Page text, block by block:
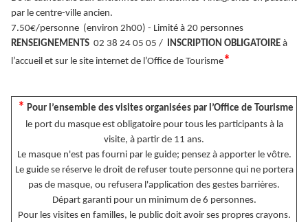
par le centre-ville ancien.
7.50€/personne (environ 2h00) - Limité à 20 personnes
RENSEIGNEMENTS 02 38 24 05 05 / INSCRIPTION OBLIGATOIRE à
l’accueil et sur le site internet de l’Office de Tourisme*
* Pour l’ensemble des visites organisées par l’Office de Tourisme
le port du masque est obligatoire pour tous les participants à la
visite, à partir de 11 ans.
Le masque n'est pas fourni par le guide; pensez à apporter le vôtre.
Le guide se réserve le droit de refuser toute personne qui ne portera
pas de masque, ou refusera l'application des gestes barrières.
Départ garanti pour un minimum de 6 personnes.
Pour les visites en familles, le public doit avoir ses propres crayons.